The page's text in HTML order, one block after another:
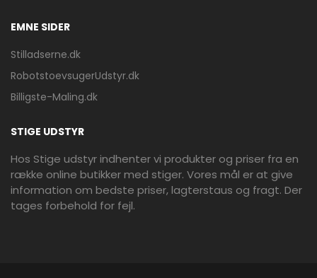
EMNE SIDER
Stilladserne.dk
RobotstoevsugerUdstyr.dk
Billigste-Maling.dk
STIGE UDSTYR
Hos Stige udstyr indhenter vi produkter og priser fra en
række online butikker med stiger. Vores mål er at give
information om bedste priser, lagterstaus og fragt. Der
tages forbehold for fejl.